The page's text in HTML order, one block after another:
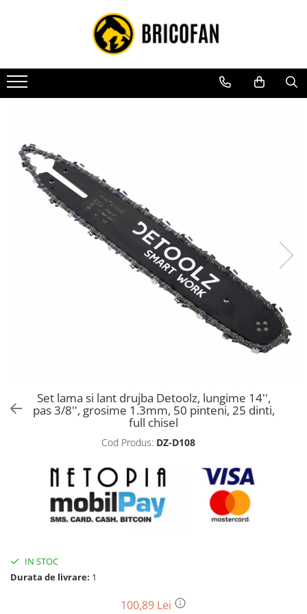
Toate Produsele
Vehicule electrice
Atv
Masini electrice
Motocross
Piese de schimb vehicule electrice
Scutere electrice
Scutere pe benzina
Tricicluri cargo fara permis
Motoburghie si accesorii
Drujbe pe benzina
Drujbe cu acumulator
Consumabile drujbe, fierastraie
Unelte electrice busteni
Mori cereale si batoze porumb
Batoze - mori desfacat porumb
Set lama si lant drujba Detoolz, lungime 14'',
pas 3/8'', grosime 1.3mm, 50 pinteni, 25 dinti,
full chisel
Cod Produs: DZ-D108
IN STOC
Durata de livrare: 1
100,89 Lei